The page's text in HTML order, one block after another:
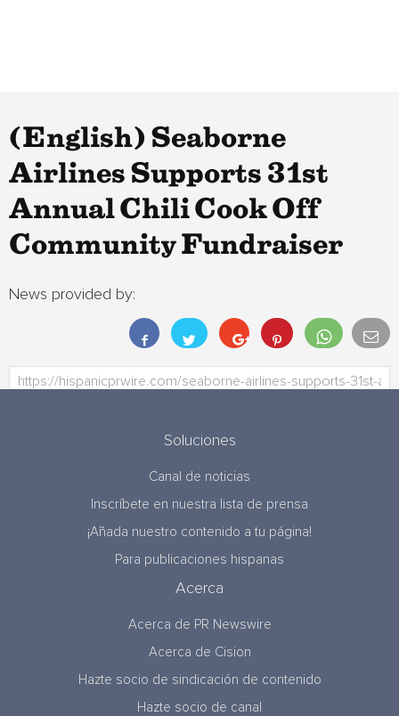
(English) Seaborne
Airlines Supports 31st
Annual Chili Cook Off
Community Fundraiser
News provided by:
Soluciones
Canal de noticias
Inscríbete en nuestra lista de prensa
¡Añada nuestro contenido a tu página!
Para publicaciones hispanas
Acerca
Acerca de PR Newswire
Acerca de Cision
Hazte socio de sindicación de contenido
Hazte socio de canal